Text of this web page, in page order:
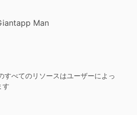
Man
すべてのリソースはユーザーによっ
す